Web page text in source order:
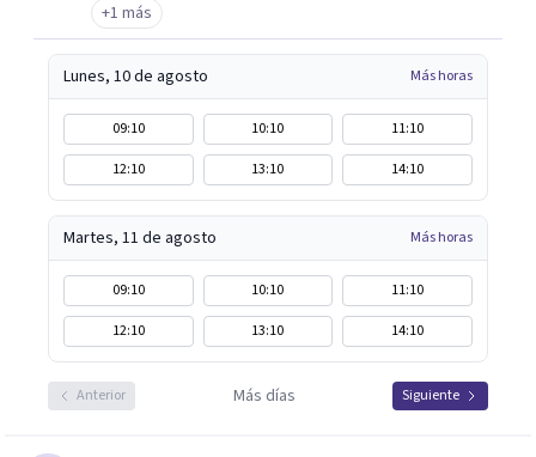
+1 más
Lunes, 10 de agosto Más horas
09:10 10:10
11:10
12:10
13:10 14:10
Martes, 11 de agosto Más horas
09:10 10:10
11:10
12:10
13:10 14:10
Anterior Más días Siguiente